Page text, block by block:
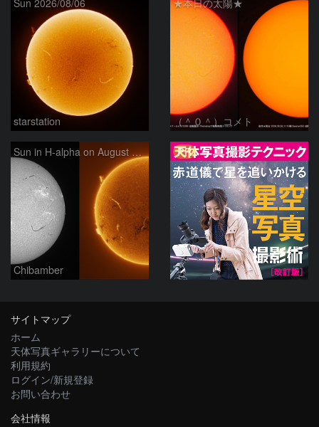
starstation （＾０＾）コメト
Sun in H-alpha on August 6, 2026
Chibamber
PR
サイトマップ
ホーム
天体写真ギャラリーについて
利用規約
ログイン/新規登録
お問い合わせ
会社情報